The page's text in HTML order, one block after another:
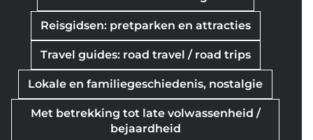
Reisgidsen: pretparken en attracties
Travel guides: road travel / road trips
Lokale en familiegeschiedenis, nostalgie
Met betrekking tot late volwassenheid /
bejaardheid